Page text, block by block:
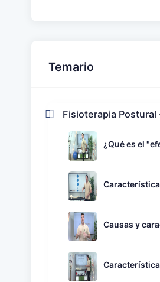
Temario
Fisioterapia
¿Qué es el
Causas y